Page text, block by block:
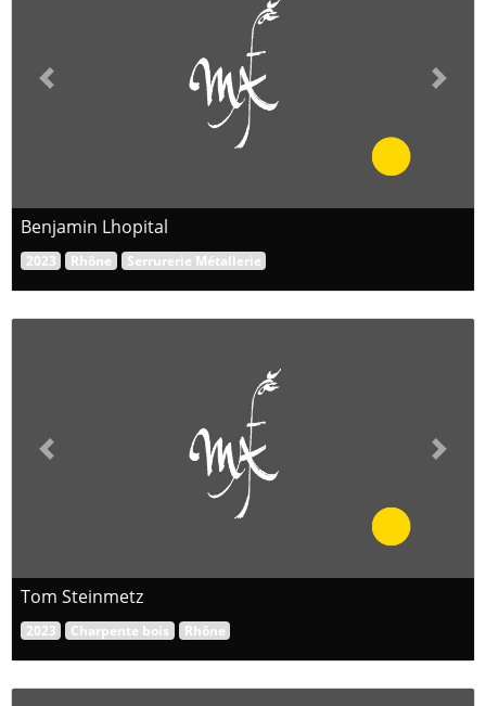
Previous Next
Benjamin Lhopital
2023 Rhône Serrurerie Métallerie
Previous Next
Tom Steinmetz
2023 Charpente bois Rhône